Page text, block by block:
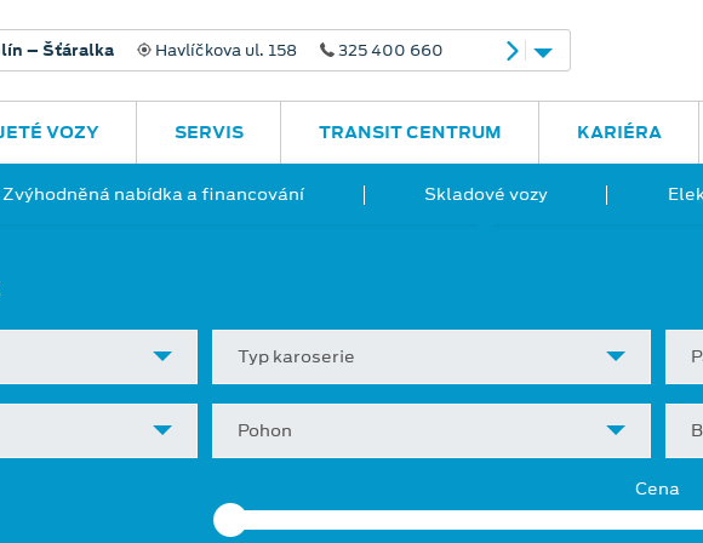
– Šťáralka Havlíčkova ul. 158 325 400 660
Zvýhodněná nabídka a financování Skladové vozy
VOZY SERVIS TRANSIT CENTRUM KARIÉRA
Typ karoserie
Pohon
Cena